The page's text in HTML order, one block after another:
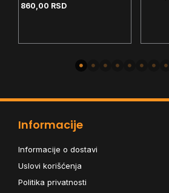
860,00 RSD
Informacije
Informacije o dostavi
Uslovi korišćenja
Politika privatnosti